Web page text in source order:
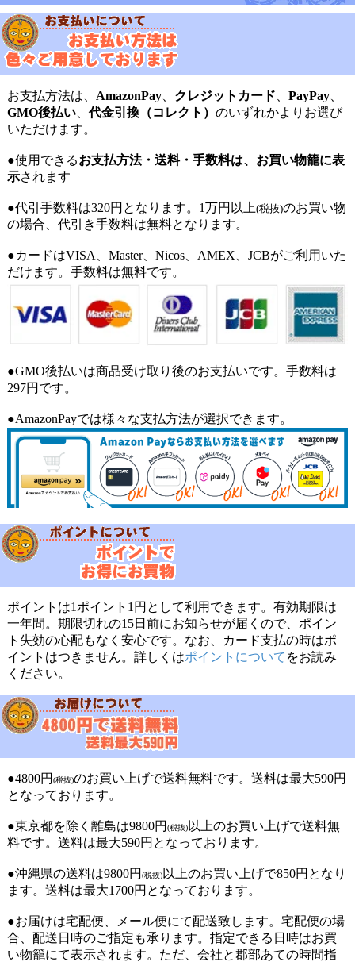
お支払方法は、 AmazonPay、 クレジットカード PayPay、
GMO後払い、代金引換（コレクト） のいずれかよりお選び
いただけます。
●使用できるお支払方法・送料・手数料は、お買い物籠に表
示されます
●代引手数料は320円となります。1万円以上(税抜)のお買い物
の場合、代引き手数料は無料となります。
●カードはVISA、Master、Nicos、AMEX、JCBがご利用いた
だけます。手数料は無料です。
●GMO後払いは商品受け取り後のお支払いです。手数料は
297円です。
●AmazonPayでは様々な支払方法が選択できます。
ポイントは1ポイント1円として利用できます。有効期限は
一年間。期限切れの15日前にお知らせが届くので、ポイン
ト失効の心配もなく安心です。なお、カード支払の時はポ
イントはつきません。詳しくはポイントについて をお読み
ください。
●4800円 (税抜)のお買い上げで送料無料です。送料は最大590円
となっております。
●東京都を除く離島は9800円 (税抜)以上のお買い上げで送料無
料です。送料は最大590円となっております。
●沖縄県の送料は9800円 (税抜)以上のお買い上げで850円となり
ます。送料は最大1700円となっております。
●お届けは宅配便、メール便にて配送致します。宅配便の場
合、配送日時のご指定も承ります。指定できる日時はお買
い物籠にて表示されます。ただ、会社と郡部あての時間指